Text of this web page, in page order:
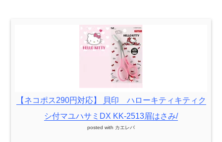
【ネコポス290円対応】 貝印 ハローキティキティク
シ付マユハサミDX KK-2513眉はさみ/
posted with カエレバ